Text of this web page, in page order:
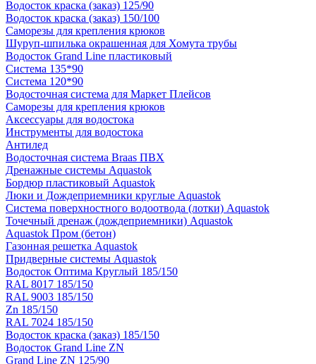
Водосток краска (заказ) 125/90
Водосток краска (заказ) 150/100
Саморезы для крепления крюков
Шуруп-шпилька окрашенная для Хомута трубы
Водосток Grand Line пластиковый
Система 135*90
Система 120*90
Водосточная система для Маркет Плейсов
Саморезы для крепления крюков
Аксессуары для водостока
Инструменты для водостока
Антилед
Водосточная система Braas ПВХ
Дренажные системы Aquastok
Бордюр пластиковый Aquastok
Люки и Дождеприемники круглые Aquastok
Система поверхностного водоотвода (лотки) Aquastok
Точечный дренаж (дождеприемники) Aquastok
Aquastok Пром (бетон)
Газонная решетка Aquastok
Придверные системы Aquastok
Водосток Оптима Круглый 185/150
RAL 8017 185/150
RAL 9003 185/150
Zn 185/150
RAL 7024 185/150
Водосток краска (заказ) 185/150
Водосток Grand Line ZN
Grand Line ZN 125/90